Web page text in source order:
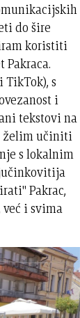
do šire
koristiti
TikTok), s
i
tekstovi na
želim učiniti
s lokalnim
Pakrac,
i svima